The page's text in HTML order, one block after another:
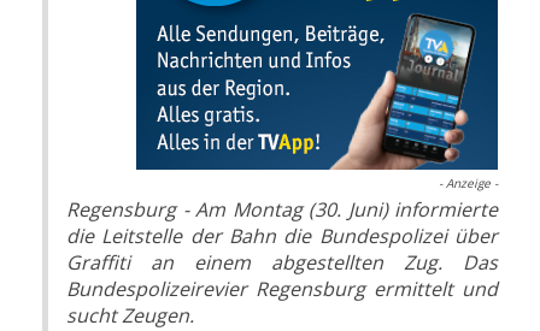
- Anzeige -
Regensburg - Am Montag (30. Juni) informierte
die Leitstelle der Bahn die Bundespolizei über
Graffiti an einem abgestellten Zug. Das
Bundespolizeirevier Regensburg ermittelt und
sucht Zeugen.